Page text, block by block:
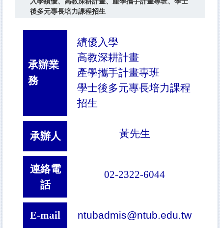
後多元專長培力課程招生
承辦業
務
績優入學
高教深耕計畫
產學攜手計畫專班
學士後多元專長培力課程
招生
承辦人 黃先生
連絡電
話
02-2322-6044
E-mail ntubadmis@ntub.edu.tw